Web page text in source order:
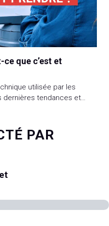
que c’est et
utilisée par les
dernières tendances et
marketing consiste à
concernant les
PAR